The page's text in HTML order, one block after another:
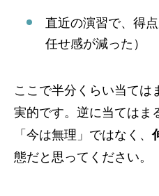
直近の演習で、得
任せ感が減った）
ここで半分くらい当ては
実的です。逆に当てはま
「今は無理」ではなく、
態だと思ってください。